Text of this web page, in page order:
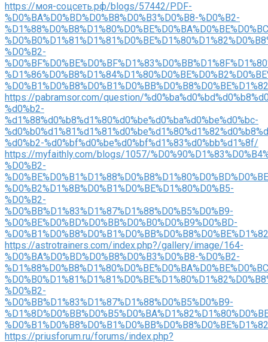
https://моя-соцсеть.рф/blogs/57442/PDF-
%D0%BA%D0%BD%D0%B8%D0%B3%D0%B8-%D0%B2-
%D0%B2-
https://pabramsor.com/question/
%d0%b2-
%d1%88%d0%b8%d1%80%d0%be%d0%ba%d0%be%d0%bc-
%d0%b2-%d0%bf%d0%be%d0%bf%d1%83%d0%bb%d1%8f/
https://myfaithly.com/blogs/1057/
%D0%B2-
%D0%B2%D1%8B%D0%B1%D0%BE%D1%80%D0%B5-
%D0%B2-
%D0%BB%D1%83%D1%87%D1%88%D0%B5%D0%B9-
%D0%BE%D0%BD%D0%BB%D0%B0%D0%B9%D0%BD-
https://astrotrainers.com/index.php?/gallery/image/164-
%D0%BA%D0%BD%D0%B8%D0%B3%D0%B8-%D0%B2-
%D0%B2-
%D0%BB%D1%83%D1%87%D1%88%D0%B5%D0%B9-
https://priusforum.ru/forums/index.php?